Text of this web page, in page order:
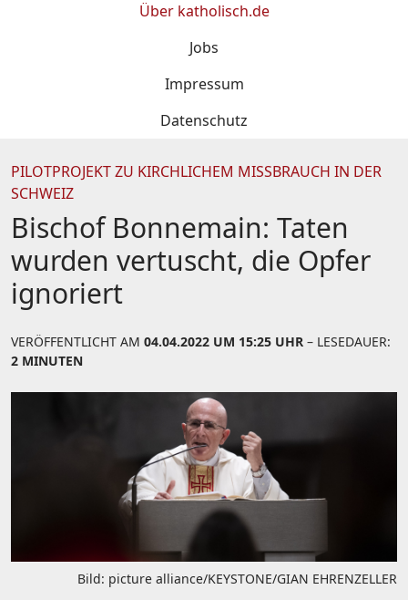
Über katholisch.de
Jobs
Impressum
Datenschutz
PILOTPROJEKT ZU KIRCHLICHEM MISSBRAUCH IN DER
SCHWEIZ
Bischof Bonnemain: Taten
wurden vertuscht, die Opfer
ignoriert
VERÖFFENTLICHT AM 04.04.2022 UM 15:25 UHR – LESEDAUER:
2 MINUTEN
Bild: picture alliance/KEYSTONE/GIAN EHRENZELLER